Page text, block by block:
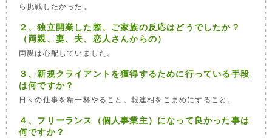
ら挑戦したかった。
２、独立開業した際、ご家族の反応はどうでしたか？
（両親、妻、夫、恋人さんからの）
両親は心配していました。
３、新規クライアントを獲得するために行っている手段
は何ですか？
日々の仕事を精一杯やること。報連相をこまめにすること。
４、フリーランス（個人事業主）になって良かった事は
何ですか？